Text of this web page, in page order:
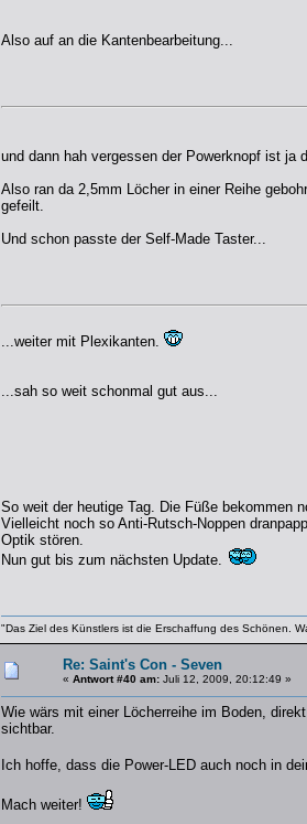
Also auf an die Kantenbearbeitung...
und dann hah vergessen der Powerknopf ist
Also ran da 2,5mm Löcher in einer Reihe
gefeilt.
Und schon passte der Self-Made Taster...
...weiter mit Plexikanten.
...sah so weit schonmal gut aus...
So weit der heutige Tag. Die Füße bekommen
Vielleicht noch so Anti-Rutsch-Noppen
Optik stören.
Nun gut bis zum nächsten Update.
"Das Ziel des Künstlers ist die Erschaffung des Schönen.
Re: Saint's Con - Seven
« Antwort #40 am: Juli 12, 2009, 20:12:49 »
Wie wärs mit einer Löcherreihe im Boden,
sichtbar.
Ich hoffe, dass die Power-LED auch noch in
Mach weiter!